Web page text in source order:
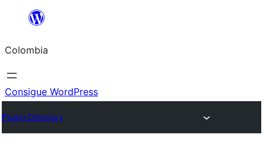
Saltar
contenido
Colombia
Consigue WordPress
Plugin Directory